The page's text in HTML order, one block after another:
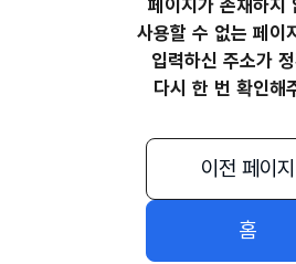
페이지가 존재하지
사용할 수 없는 페이
입력하신 주소가 정
다시 한 번 확인해
이전 페이지
홈